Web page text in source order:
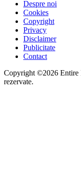
Despre noi
Cookies
Copyright
Privacy
Disclaimer
Publicitate
Contact
Copyright ©2026 Entire
rezervate.